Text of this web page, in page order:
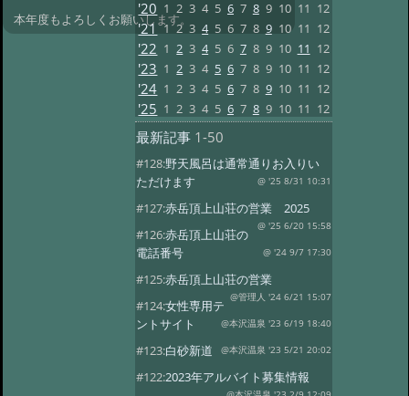
本年度もよろしくお願いします。
'20 1 2 3 4 5 6 7 8 9 10 11 12
'21 1 2 3 4 5 6 7 8 9 10 11 12
'22 1 2 3 4 5 6 7 8 9 10 11 12
'23 1 2 3 4 5 6 7 8 9 10 11 12
'24 1 2 3 4 5 6 7 8 9 10 11 12
'25 1 2 3 4 5 6 7 8 9 10 11 12
最新記事 1-50
#128:野天風呂は通常通りお入りい
ただけます
@ '25 8/31 10:31
#127:赤岳頂上山荘の営業 2025
@ '25 6/20 15:58
#126:赤岳頂上山荘の
電話番号
@ '24 9/7 17:30
#125:赤岳頂上山荘の営業
@管理人 '24 6/21 15:07
#124:女性専用テ
ントサイト
@本沢温泉 '23 6/19 18:40
#123:白砂新道 @本沢温泉 '23 5/21 20:02
#122:2023年アルバイト募集情報